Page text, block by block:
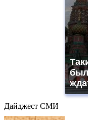
Дайджест СМИ